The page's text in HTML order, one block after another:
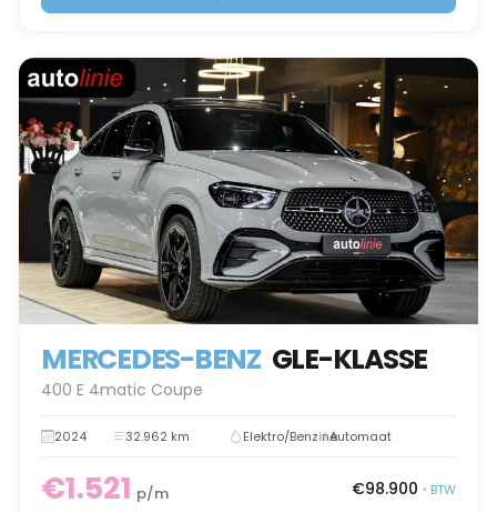
MERCEDES-BENZ GLE-KLASSE
400 E 4matic Coupe
2024 32.962 km Elektro/BenzineAutomaat
€1.521 p/m €98.900 • BTW